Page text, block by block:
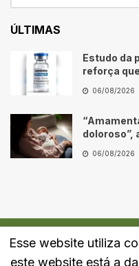
ÚLTIMAS
Estudo da
reforça
06/08/2026
doloroso”,
06/08/2026
Quem Somos Fale
Esse website utiliza
este website está a